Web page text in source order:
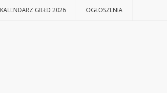
KALENDARZ GIEŁD 2026 OGŁOSZENIA